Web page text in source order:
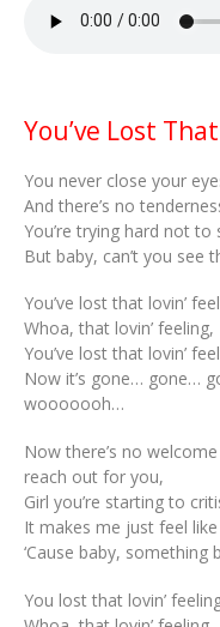
You’ve Lost
You never close your
And there’s no
You’re trying hard not to
But baby, can’t you see
You’ve lost that lovin’
Whoa, that lovin’ feeling,
You’ve lost that lovin’
Now it’s gone… gone…
wooooooh…
Now there’s no
reach out for you,
Girl you’re starting to
It makes me just feel
‘Cause baby, something
You lost that lovin’